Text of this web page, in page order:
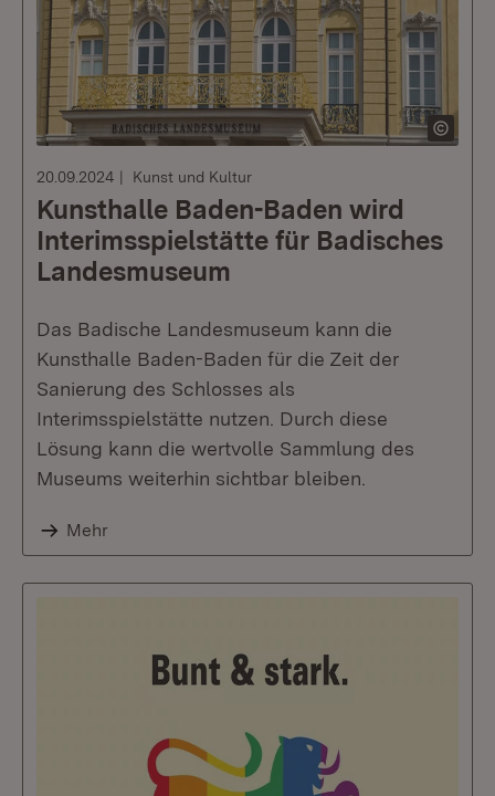
20.09.2024 Kunst und Kultur
Kunsthalle Baden-Baden wird
Interimsspielstätte für Badisches
Landesmuseum
Das Badische Landesmuseum kann die
Kunsthalle Baden-Baden für die Zeit der
Sanierung des Schlosses als
Interimsspielstätte nutzen. Durch diese
Lösung kann die wertvolle Sammlung des
Museums weiterhin sichtbar bleiben.
Mehr